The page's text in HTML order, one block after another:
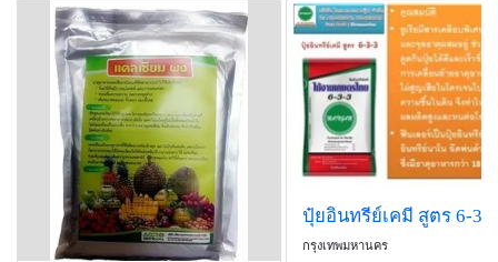
ปุ๋ยอินทรีย์เคมี สูตร 6-3-3
กรุงเทพมหานคร